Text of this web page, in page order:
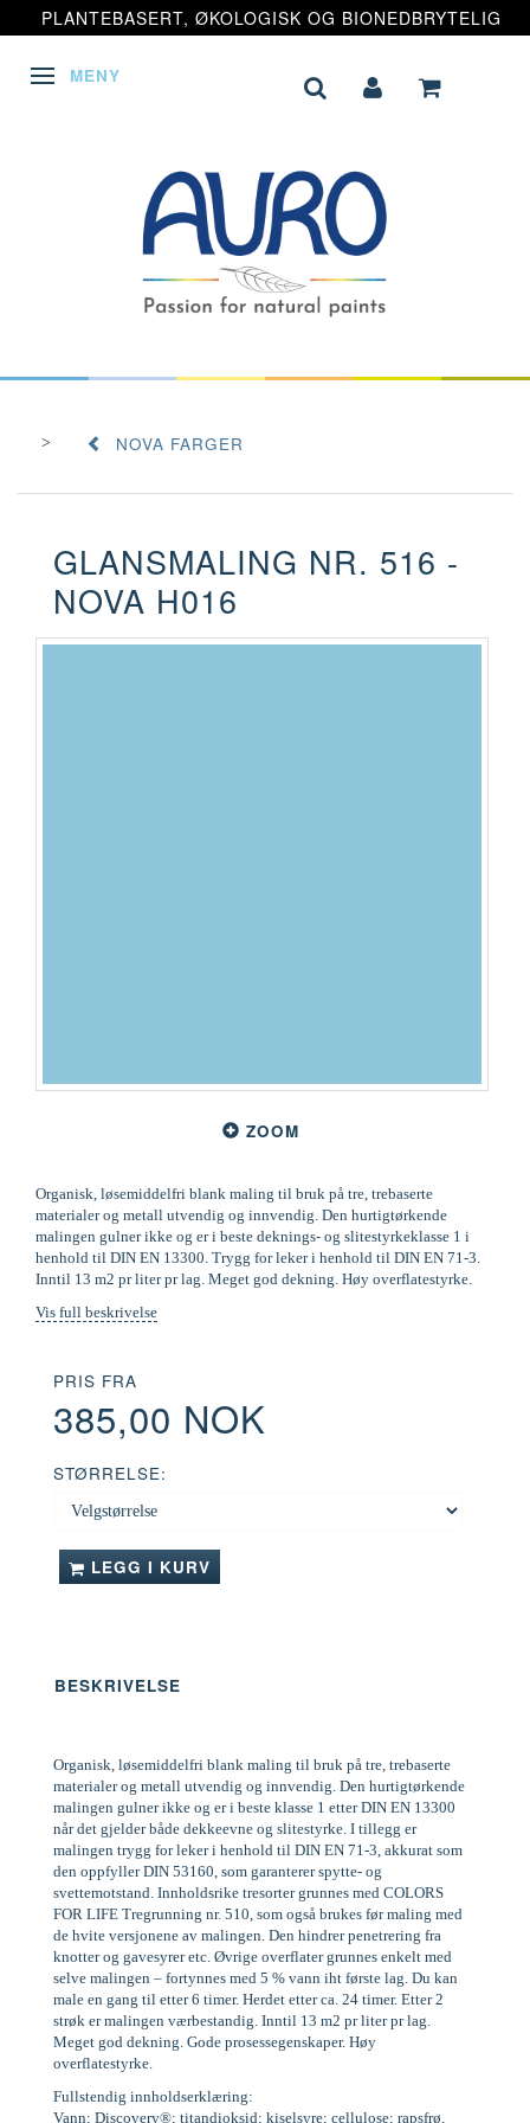
PLANTEBASERT, ØKOLOGISK OG BIONEDBRYTELIG
VEKSLE NAVIGASJON
MENY
NOVA FARGER
GLANSMALING NR. 516 -
NOVA H016
ZOOM
Organisk, løsemiddelfri blank maling til bruk på tre, trebaserte
materialer og metall utvendig og innvendig. Den hurtigtørkende
malingen gulner ikke og er i beste deknings- og slitestyrkeklasse 1 i
henhold til DIN EN 13300. Trygg for leker i henhold til DIN EN 71-3.
Inntil 13 m2 pr liter pr lag. Meget god dekning. Høy overflatestyrke.
Vis full beskrivelse
PRIS FRA
385,00 NOK
STØRRELSE:
LEGG I KURV
BESKRIVELSE
Organisk, løsemiddelfri blank maling til bruk på tre, trebaserte
materialer og metall utvendig og innvendig. Den hurtigtørkende
malingen gulner ikke og er i beste klasse 1 etter DIN EN 13300
når det gjelder både dekkeevne og slitestyrke. I tillegg er
malingen trygg for leker i henhold til DIN EN 71-3, akkurat som
den oppfyller DIN 53160, som garanterer spytte- og
svettemotstand. Innholdsrike tresorter grunnes med COLORS
FOR LIFE Tregrunning nr. 510, som også brukes før maling med
de hvite versjonene av malingen. Den hindrer penetrering fra
knotter og gavesyrer etc. Øvrige overflater grunnes enkelt med
selve malingen – fortynnes med 5 % vann iht første lag. Du kan
male en gang til etter 6 timer. Herdet etter ca. 24 timer. Etter 2
strøk er malingen værbestandig. Inntil 13 m2 pr liter pr lag.
Meget god dekning. Gode prosessegenskaper. Høy
overflatestyrke.
Fullstendig innholdserklæring:
Vann; Discovery®; titandioksid; kiselsyre; cellulose; rapsfrø,